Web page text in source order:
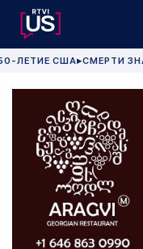
ЛЕТИЕ США▶СМЕРТИ